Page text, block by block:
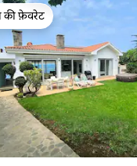
समीक्षाएँ
की फ़ेवरेट
की फ़ेवरेट